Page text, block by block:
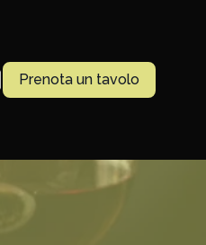
Prenota un tavolo